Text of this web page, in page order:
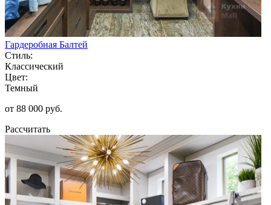
Гардеробная Балтей
Стиль:
Классический
Цвет:
Темный
от 88 000 руб.
Рассчитать